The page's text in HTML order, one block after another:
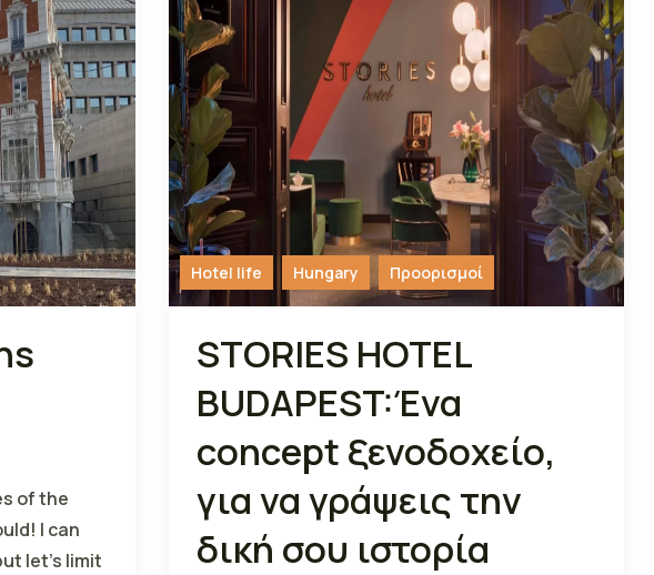
of the
I can
let’s limit
Hotel life Hungary Προορισμοί
STORIES HOTEL
BUDAPEST:Ένα
concept ξενοδοχείο,
για να γράψεις την
δική σου ιστορία